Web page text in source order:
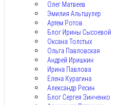
Олег Матвеев
Эмилия Альтшулер
Артем Ротов
Блог Ирины Сысоевой
Оксана Толстых
Ольга Павловская
Андрей Иришкин
Ирина Павлова
Елена Курагина
Александр Ресин
Блог Сергея Зинченко